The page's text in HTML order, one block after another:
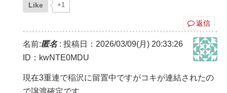
Like +1
返信
名前:匿名: 投稿日：2026/03/09(月) 20:33:26
ID：kwNTE0MDU
現在3重連で稲沢に留置中ですがコキが連結されたの